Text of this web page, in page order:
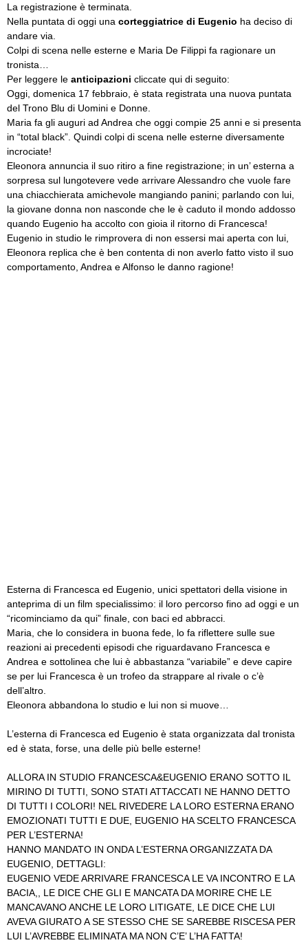
La registrazione è terminata.
Nella puntata di oggi una corteggiatrice di Eugenio ha deciso di
andare via.
Colpi di scena nelle esterne e Maria De Filippi fa ragionare un
tronista…
Per leggere le anticipazioni cliccate qui di seguito:
Oggi, domenica 17 febbraio, è stata registrata una nuova puntata
del Trono Blu di Uomini e Donne.
Maria fa gli auguri ad Andrea che oggi compie 25 anni e si presenta
in “total black”. Quindi colpi di scena nelle esterne diversamente
incrociate!
Eleonora annuncia il suo ritiro a fine registrazione; in un’ esterna a
sorpresa sul lungotevere vede arrivare Alessandro che vuole fare
una chiacchierata amichevole mangiando panini; parlando con lui,
la giovane donna non nasconde che le è caduto il mondo addosso
quando Eugenio ha accolto con gioia il ritorno di Francesca!
Eugenio in studio le rimprovera di non essersi mai aperta con lui,
Eleonora replica che è ben contenta di non averlo fatto visto il suo
comportamento, Andrea e Alfonso le danno ragione!
Esterna di Francesca ed Eugenio, unici spettatori della visione in
anteprima di un film specialissimo: il loro percorso fino ad oggi e un
“ricominciamo da qui” finale, con baci ed abbracci.
Maria, che lo considera in buona fede, lo fa riflettere sulle sue
reazioni ai precedenti episodi che riguardavano Francesca e
Andrea e sottolinea che lui è abbastanza “variabile” e deve capire
se per lui Francesca è un trofeo da strappare al rivale o c’è
dell’altro.
Eleonora abbandona lo studio e lui non si muove…
L’esterna di Francesca ed Eugenio è stata organizzata dal tronista
ed è stata, forse, una delle più belle esterne!
ALLORA IN STUDIO FRANCESCA&EUGENIO ERANO SOTTO IL
MIRINO DI TUTTI, SONO STATI ATTACCATI NE HANNO DETTO
DI TUTTI I COLORI! NEL RIVEDERE LA LORO ESTERNA ERANO
EMOZIONATI TUTTI E DUE, EUGENIO HA SCELTO FRANCESCA
PER L’ESTERNA!
HANNO MANDATO IN ONDA L’ESTERNA ORGANIZZATA DA
EUGENIO, DETTAGLI:
EUGENIO VEDE ARRIVARE FRANCESCA LE VA INCONTRO E LA
BACIA,, LE DICE CHE GLI E MANCATA DA MORIRE CHE LE
MANCAVANO ANCHE LE LORO LITIGATE, LE DICE CHE LUI
AVEVA GIURATO A SE STESSO CHE SE SAREBBE RISCESA PER
LUI L’AVREBBE ELIMINATA MA NON C’E’ L’HA FATTA!